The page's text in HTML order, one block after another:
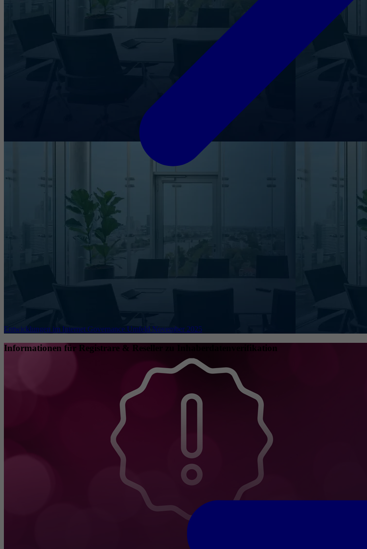
Entwicklungen im Internet Governance Umfeld November 2025
Informationen für Registrare & Reseller zu Inhaberdatenverifikation